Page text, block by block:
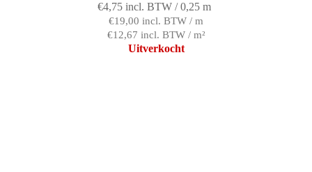
€4,75 incl. BTW / 0,25 m
€19,00 incl. BTW / m
€12,67 incl. BTW / m²
Uitverkocht